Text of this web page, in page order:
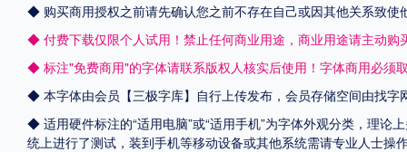
◆ 购买商用授权之前请先确认您之前不存在自己或因其他关系致使
◆ 付费下载仅限个人试用！禁止任何商业用途，商业用途请主动购
◆ 标注"免费商用"的字体请联系版权人核实后使用！字体商用必须
◆ 本字体由会员【三极字库】自行上传发布，会员存储空间由找
◆ 适用硬件标注的“适用电脑”或“适用手机”为字体外观分类，理论
统上进行了测试，装到手机等移动设备或其他系统需请专业人士